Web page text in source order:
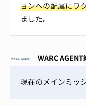
ョンへの配属にワ
ました。
WARC AGENT
現在のメインミッ